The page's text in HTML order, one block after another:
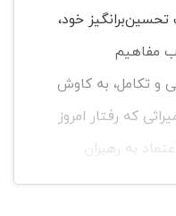
خود،
مفاهیم
تکامل، به کاوش
که رفتار امروز
به رهبران